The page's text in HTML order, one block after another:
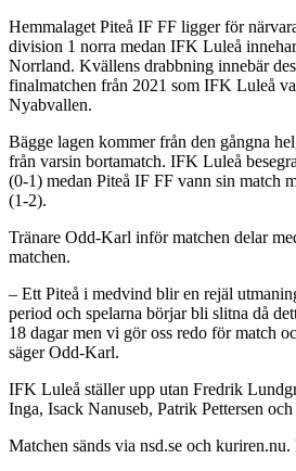
Hemmalaget Piteå IF FF ligger för
division 1 norra medan IFK Luleå
Norrland. Kvällens drabbning innebär
finalmatchen från 2021 som IFK Luleå
Nyabvallen.
Bägge lagen kommer från den gångna
från varsin bortamatch. IFK Luleå
(0-1) medan Piteå IF FF vann sin match
(1-2).
Tränare Odd-Karl inför matchen delar
matchen.
– Ett Piteå i medvind blir en rejäl
period och spelarna börjar bli slitna då
18 dagar men vi gör oss redo för match
säger Odd-Karl.
IFK Luleå ställer upp utan Fredrik
Inga, Isack Nanuseb, Patrik Pettersen och
Matchen sänds via nsd.se och